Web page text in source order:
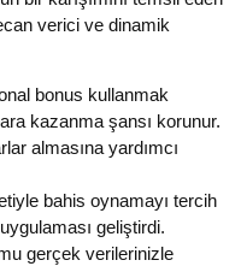
verici ve dinamik
bonus kullanmak
kazanma şansı korunur.
almasına yardımcı
bahis oynamayı tercih
geliştirdi.
gerçek verilerinizle